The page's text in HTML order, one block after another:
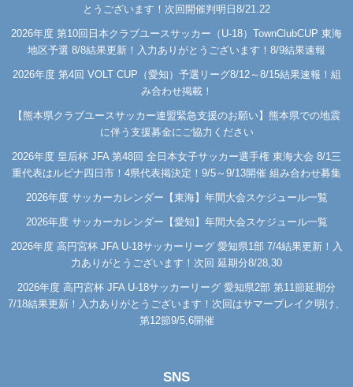
とうございます！次回開催判明日8/21.22
2026年度 第10回日本クラブユースサッカー（U-18）TownClubCUP 東海
地区予選 8/8結果更新！入力ありがとうございます！8/9結果速報
2026年度 第4回 VOLT CUP（愛知）予選リーグ8/12～8/15結果速報！組
み合わせ掲載！
【熊本県クラブユースサッカー連盟緊急支援のお願い】熊本県での地震
に伴う支援募金にご協力ください
2026年度 皇后杯 JFA 第48回 全日本女子サッカー選手権 東海大会 8/1三
重代表はルビナ四日市！4県代表掲決定！9/5～9/13開催 組み合わせ募集
2026年度 サッカーカレンダー【東海】年間大会スケジュール一覧
2026年度 サッカーカレンダー【愛知】年間大会スケジュール一覧
2026年度 高円宮杯 JFA U-18サッカーリーグ 愛知県1部 7/4結果更新！入
力ありがとうございます！次回 延期分8/28,30
2026年度 高円宮杯 JFA U-18サッカーリーグ 愛知県2部 第11節延期分
7/18結果更新！入力ありがとうございます！次回はサマーブレイク明け、
第12節9/5,6開催
SNS